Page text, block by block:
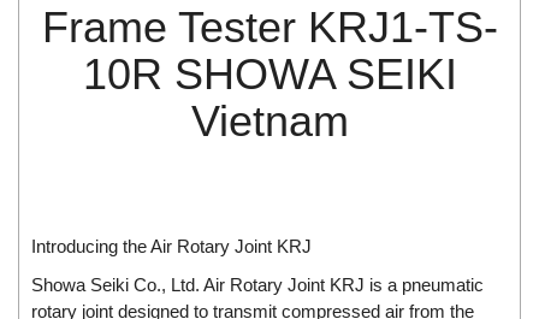
Dias Infrared
DINA Elektronik
Doctor Led Vietnam
DOLD - Autho ANS
Frame Tester KRJ1-TS-
10R SHOWA SEIKI
Vietnam
Introducing the Air Rotary Joint KRJ
Showa Seiki Co., Ltd. Air Rotary Joint KRJ is a pneumatic
rotary joint designed to transmit compressed air from the